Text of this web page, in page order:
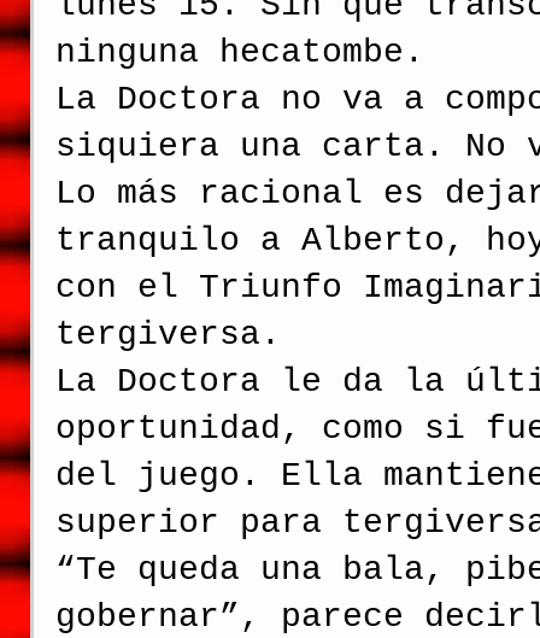
ninguna hecatombe.
La Doctora no va a
siquiera una carta. No
Lo más racional es
tranquilo a Alberto,
con el Triunfo
tergiversa.
La Doctora le da la
oportunidad, como si
del juego. Ella
superior para
“Te queda una bala,
gobernar”, parece